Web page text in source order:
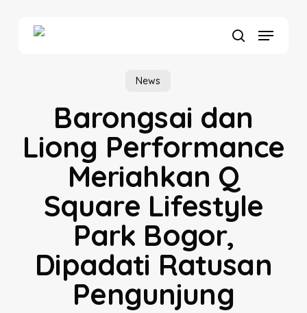
Menu
News
Barongsai dan
Liong Performance
Meriahkan Q
Square Lifestyle
Park Bogor,
Dipadati Ratusan
Pengunjung